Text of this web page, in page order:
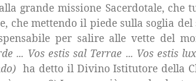
grande missione Sacerdotale,
che mettendo il piede sulla soglia
per salire alle vette del
... Vos estis sal Terrae ... Vos estis
ha detto il Divino Istitutore della